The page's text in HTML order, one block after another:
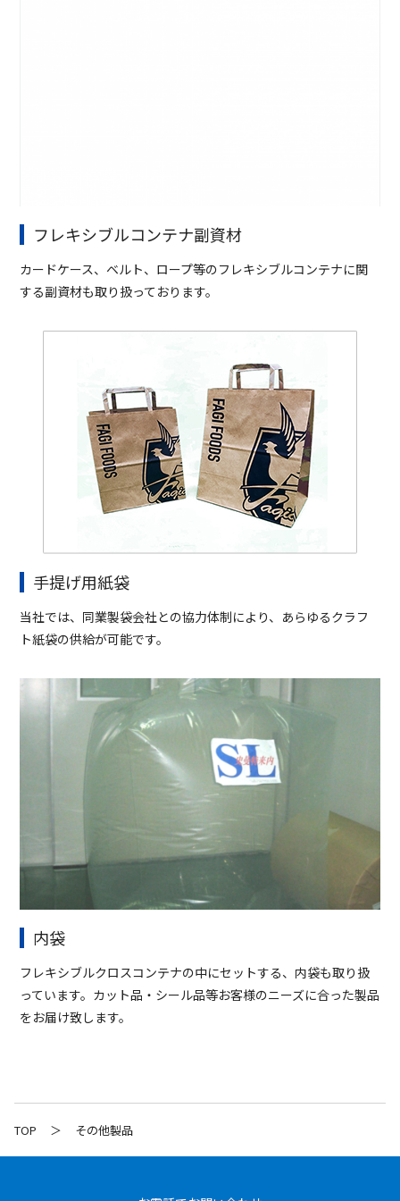
フレキシブルコンテナ副資材
カードケース、ベルト、ロープ等のフレキシブルコンテナに関
する副資材も取り扱っております。
手提げ用紙袋
当社では、同業製袋会社との協力体制により、あらゆるクラフ
ト紙袋の供給が可能です。
内袋
フレキシブルクロスコンテナの中にセットする、内袋も取り扱
っています。カット品・シール品等お客様のニーズに合った製品
をお届け致します。
TOP その他製品